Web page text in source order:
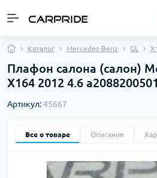
Каталог Mercedes-Benz GL
Плафон салона (салон)
X164 2012 4.6 a2088200501
Артикул:45667
Все о товаре Описание